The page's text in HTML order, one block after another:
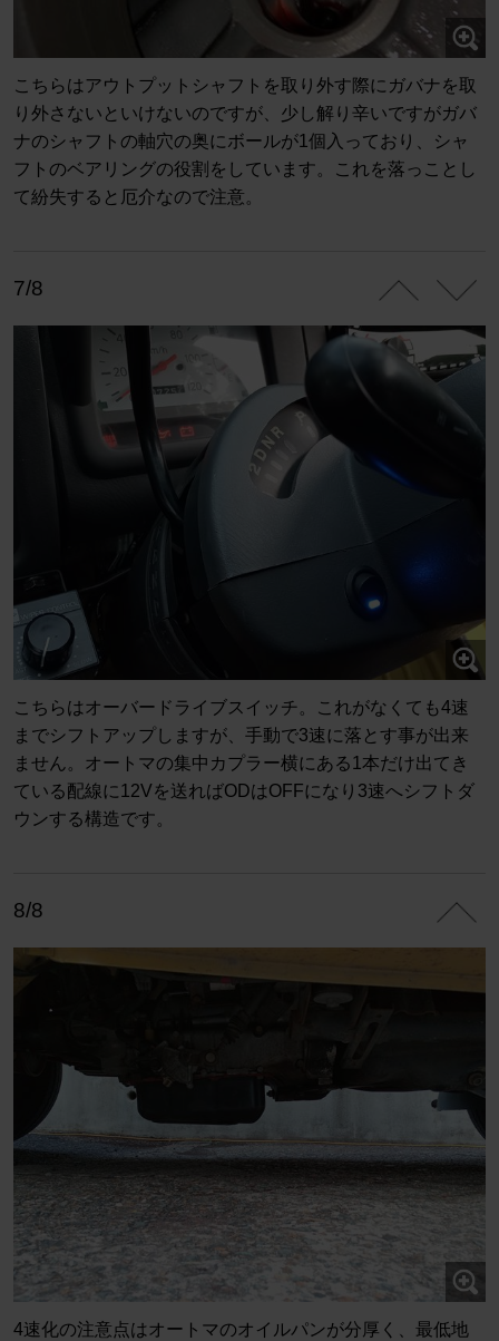
こちらはアウトプットシャフトを取り外す際にガバナを取
り外さないといけないのですが、少し解り辛いですがガバ
ナのシャフトの軸穴の奥にボールが1個入っており、シャ
フトのベアリングの役割をしています。これを落っことし
て紛失すると厄介なので注意。
7/8
こちらはオーバードライブスイッチ。これがなくても4速
までシフトアップしますが、手動で3速に落とす事が出来
ません。オートマの集中カプラー横にある1本だけ出てき
ている配線に12Vを送ればODはOFFになり3速へシフトダ
ウンする構造です。
8/8
4速化の注意点はオートマのオイルパンが分厚く、最低地